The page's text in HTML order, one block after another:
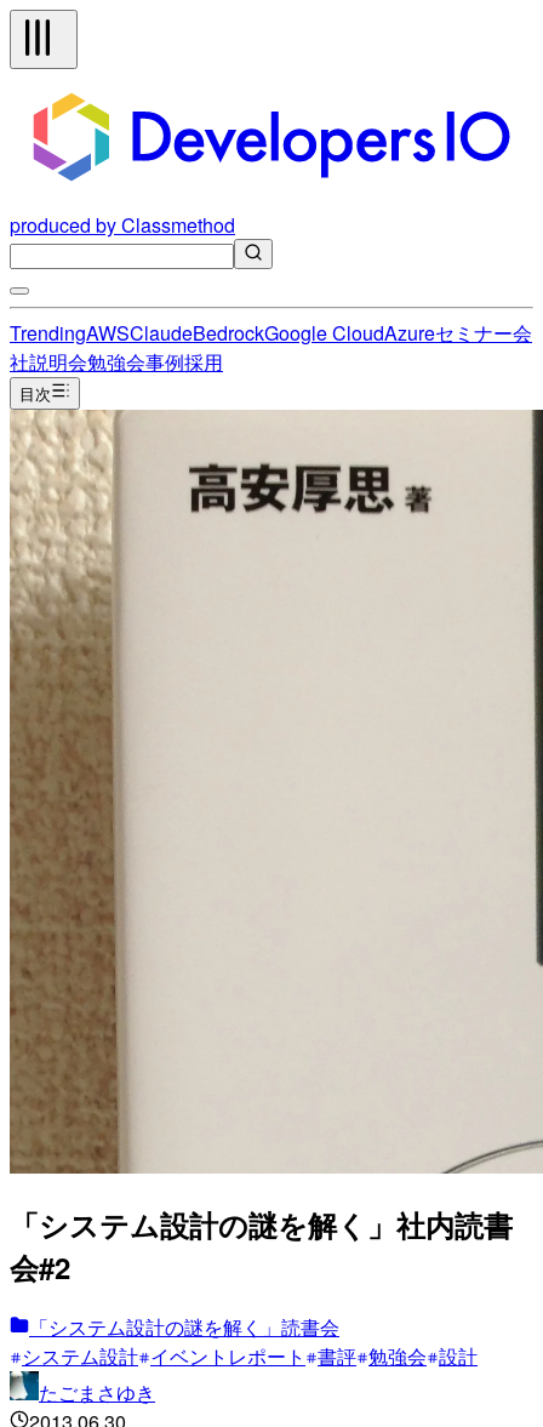
produced by Classmethod
TrendingAWSClaudeBedrockGoogle CloudAzureセミナー会
社説明会勉強会事例採用
目次
「システム設計の謎を解く」社内読書
会#2
「システム設計の謎を解く」読書会
システム設計 イベントレポート 書評 勉強会 設計
たごまさゆき
2013.06.30